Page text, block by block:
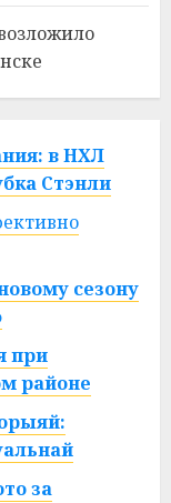
в НХЛ
Стэнли
сезону
при
районе
за